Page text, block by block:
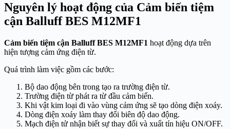
Nguyên lý hoạt động của Cảm biến tiệm
cận Balluff BES M12MF1
Cảm biến tiệm cận Balluff BES M12MF1 hoạt động dựa trên
hiện tượng cảm ứng điện từ.
Quá trình làm việc gồm các bước:
Bộ dao động bên trong tạo ra trường điện từ.
Trường điện từ phát ra từ đầu cảm biến.
Khi vật kim loại đi vào vùng cảm ứng sẽ tạo dòng điện xoáy.
Dòng điện xoáy làm thay đổi biên độ dao động.
Mạch điện tử nhận biết sự thay đổi và xuất tín hiệu ON/OFF.